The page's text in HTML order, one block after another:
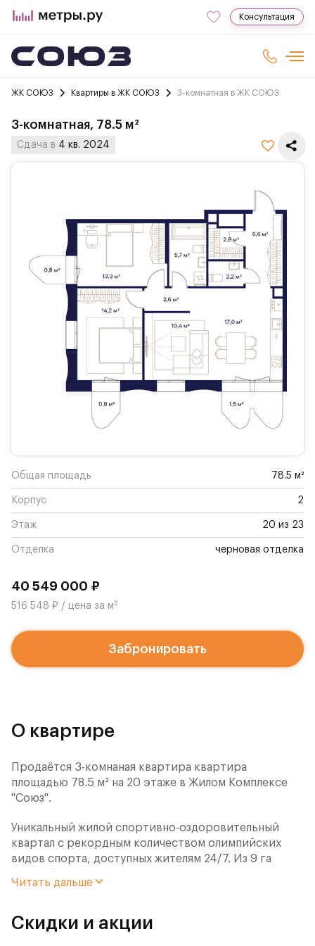
Консультация
ЖК СОЮЗ Квартиры в ЖК СОЮЗ 3-комнатная в ЖК СОЮЗ
3-комнатная, 78.5 м²
Сдача в 4 кв. 2024
Общая площадь 78.5 м²
Корпус 2
Этаж 20 из 23
Отделка черновая отделка
40 549 000 ₽
516 548 ₽ / цена за м2
Забронировать
О квартире
Продаётся 3-комнаная квартира квартира
площадью 78.5 м² на 20 этаже в Жилом Комплексе
"Союз".
Уникальный жилой спортивно-оздоровительный
квартал с рекордным количеством олимпийских
видов спорта, доступных жителям 24/7. Из 9 га
инфраструктуру. В открытом доступе у жителей
здоровья:
Читать дальше
Скидки и акции